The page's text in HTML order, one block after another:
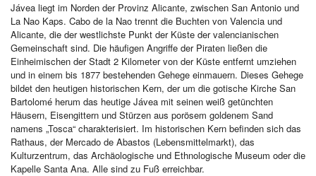
Jávea liegt im Norden der Provinz Alicante, zwischen San Antonio und
La Nao Kaps. Cabo de la Nao trennt die Buchten von Valencia und
Alicante, die der westlichste Punkt der Küste der valencianischen
Gemeinschaft sind. Die häufigen Angriffe der Piraten ließen die
Einheimischen der Stadt 2 Kilometer von der Küste entfernt umziehen
und in einem bis 1877 bestehenden Gehege einmauern. Dieses Gehege
bildet den heutigen historischen Kern, der um die gotische Kirche San
Bartolomé herum das heutige Jávea mit seinen weiß getünchten
Häusern, Eisengittern und Stürzen aus porösem goldenem Sand
namens „Tosca“ charakterisiert. Im historischen Kern befinden sich das
Rathaus, der Mercado de Abastos (Lebensmittelmarkt), das
Kulturzentrum, das Archäologische und Ethnologische Museum oder die
Kapelle Santa Ana. Alle sind zu Fuß erreichbar.